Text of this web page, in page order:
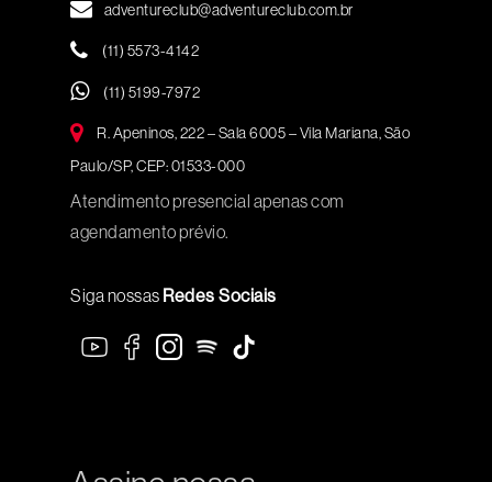
adventureclub@adventureclub.com.br
(11) 5573-4142
(11) 5199-7972
R. Apeninos, 222 – Sala 6005 – Vila Mariana, São
Paulo/SP, CEP: 01533-000
Atendimento presencial apenas com
agendamento prévio.
Siga nossas Redes Sociais